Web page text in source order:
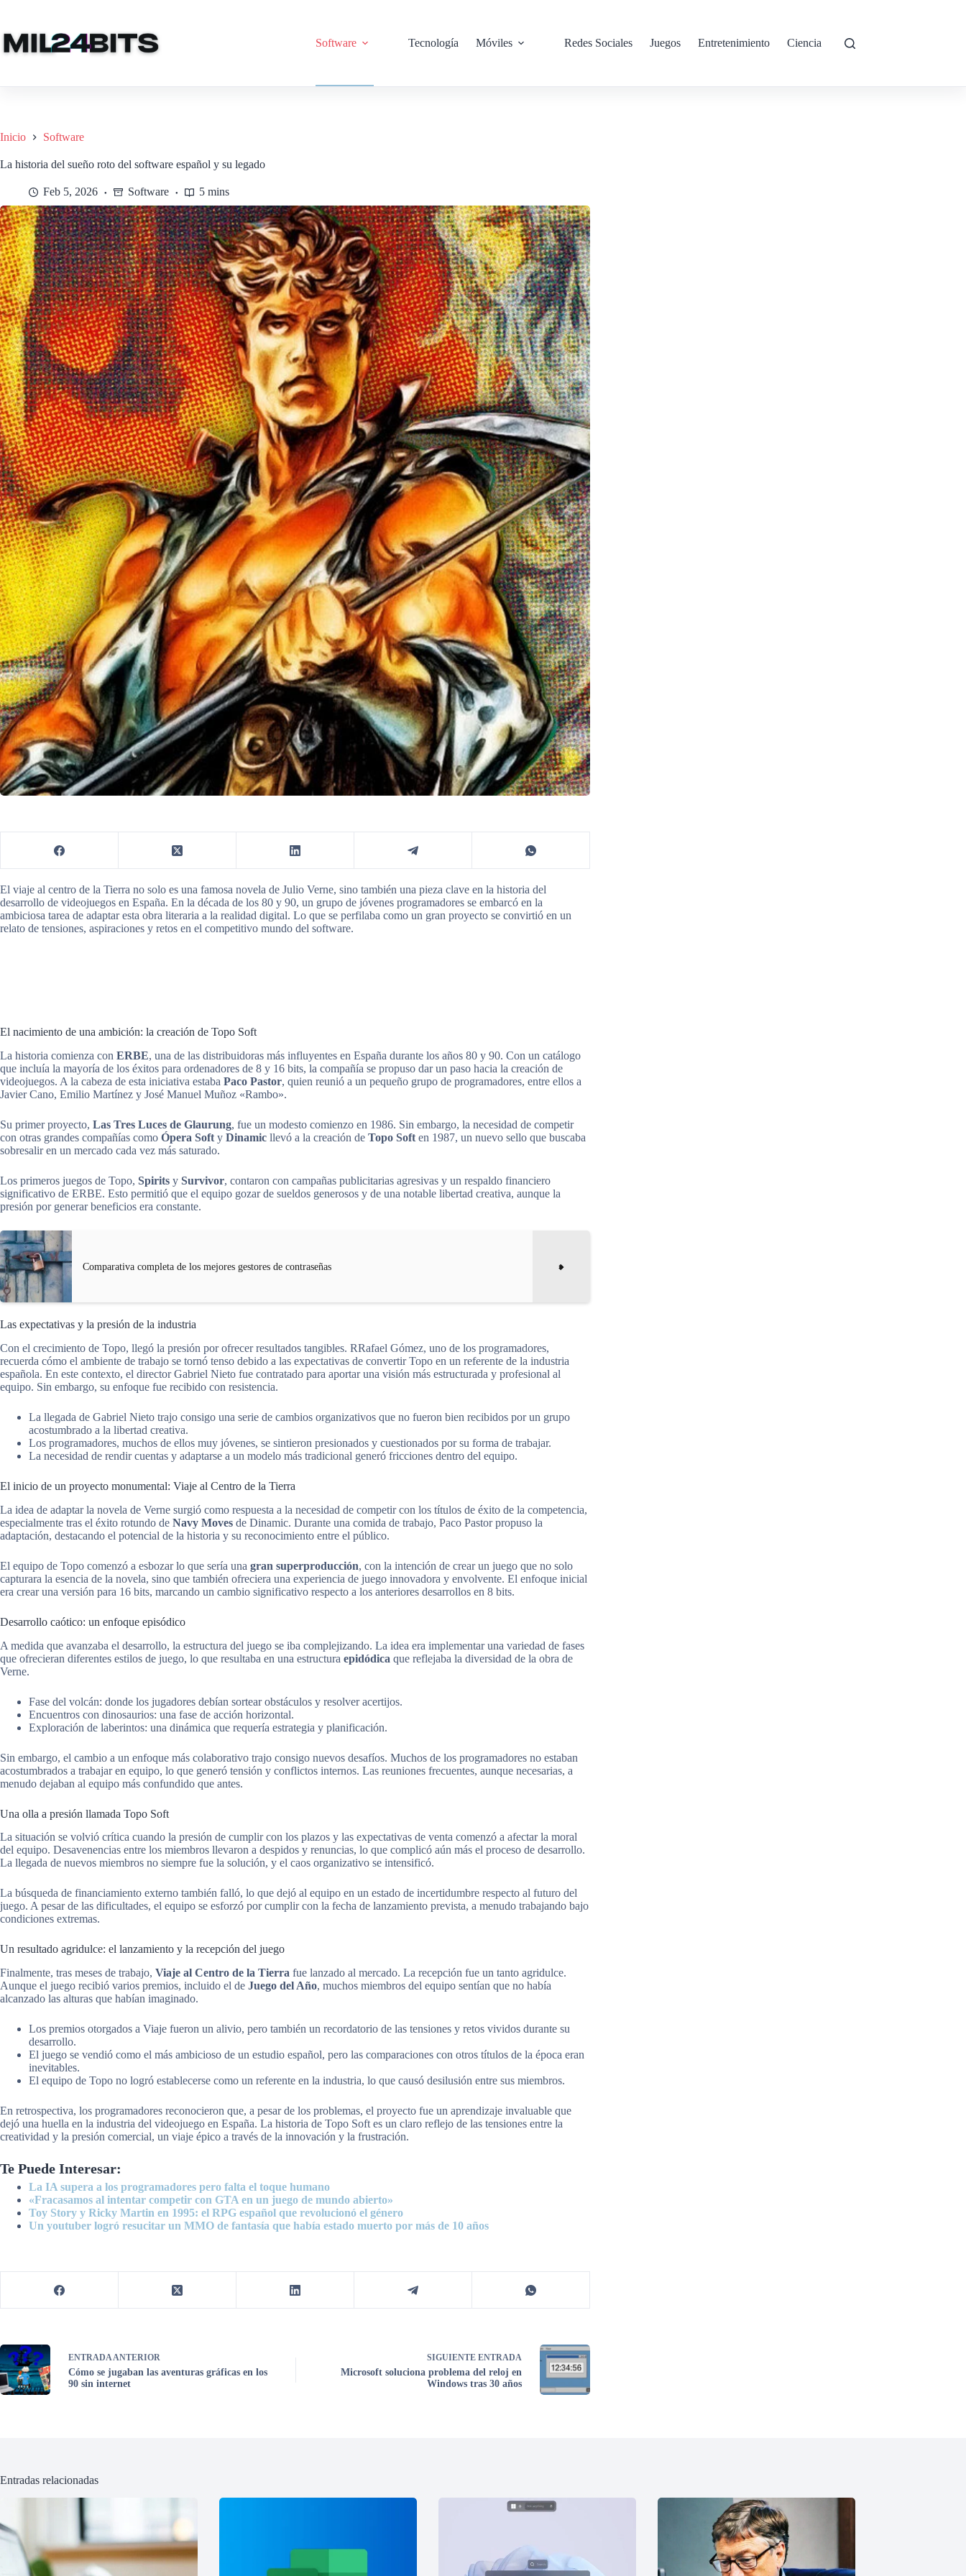
contenido
Software
Tecnología Móviles Redes Sociales Juegos Entretenimiento Ciencia
Inicio Software
La historia del sueño roto del software español y su legado
Feb 5, 2026 Software 5 mins
El viaje al centro de la Tierra no solo es una famosa novela de Julio Verne, sino también una pieza clave en la historia del
desarrollo de videojuegos en España. En la década de los 80 y 90, un grupo de jóvenes programadores se embarcó en la
ambiciosa tarea de adaptar esta obra literaria a la realidad digital. Lo que se perfilaba como un gran proyecto se convirtió en un
relato de tensiones, aspiraciones y retos en el competitivo mundo del software.
El nacimiento de una ambición: la creación de Topo Soft
La historia comienza con ERBE, una de las distribuidoras más influyentes en España durante los años 80 y 90. Con un catálogo
que incluía la mayoría de los éxitos para ordenadores de 8 y 16 bits, la compañía se propuso dar un paso hacia la creación de
videojuegos. A la cabeza de esta iniciativa estaba Paco Pastor, quien reunió a un pequeño grupo de programadores, entre ellos a
Javier Cano, Emilio Martínez y José Manuel Muñoz «Rambo».
Su primer proyecto, Las Tres Luces de Glaurung, fue un modesto comienzo en 1986. Sin embargo, la necesidad de competir
con otras grandes compañías como Ópera Soft y Dinamic llevó a la creación de Topo Soft en 1987, un nuevo sello que buscaba
sobresalir en un mercado cada vez más saturado.
Los primeros juegos de Topo, Spirits y Survivor, contaron con campañas publicitarias agresivas y un respaldo financiero
significativo de ERBE. Esto permitió que el equipo gozar de sueldos generosos y de una notable libertad creativa, aunque la
presión por generar beneficios era constante.
Comparativa completa de los mejores gestores de contraseñas
Las expectativas y la presión de la industria
Con el crecimiento de Topo, llegó la presión por ofrecer resultados tangibles. RRafael Gómez, uno de los programadores,
recuerda cómo el ambiente de trabajo se tornó tenso debido a las expectativas de convertir Topo en un referente de la industria
española. En este contexto, el director Gabriel Nieto fue contratado para aportar una visión más estructurada y profesional al
equipo. Sin embargo, su enfoque fue recibido con resistencia.
La llegada de Gabriel Nieto trajo consigo una serie de cambios organizativos que no fueron bien recibidos por un grupo
acostumbrado a la libertad creativa.
Los programadores, muchos de ellos muy jóvenes, se sintieron presionados y cuestionados por su forma de trabajar.
La necesidad de rendir cuentas y adaptarse a un modelo más tradicional generó fricciones dentro del equipo.
El inicio de un proyecto monumental: Viaje al Centro de la Tierra
La idea de adaptar la novela de Verne surgió como respuesta a la necesidad de competir con los títulos de éxito de la competencia,
especialmente tras el éxito rotundo de Navy Moves de Dinamic. Durante una comida de trabajo, Paco Pastor propuso la
adaptación, destacando el potencial de la historia y su reconocimiento entre el público.
El equipo de Topo comenzó a esbozar lo que sería una gran superproducción, con la intención de crear un juego que no solo
capturara la esencia de la novela, sino que también ofreciera una experiencia de juego innovadora y envolvente. El enfoque inicial
era crear una versión para 16 bits, marcando un cambio significativo respecto a los anteriores desarrollos en 8 bits.
Desarrollo caótico: un enfoque episódico
A medida que avanzaba el desarrollo, la estructura del juego se iba complejizando. La idea era implementar una variedad de fases
que ofrecieran diferentes estilos de juego, lo que resultaba en una estructura epidódica que reflejaba la diversidad de la obra de
Verne.
Fase del volcán: donde los jugadores debían sortear obstáculos y resolver acertijos.
Encuentros con dinosaurios: una fase de acción horizontal.
Exploración de laberintos: una dinámica que requería estrategia y planificación.
Sin embargo, el cambio a un enfoque más colaborativo trajo consigo nuevos desafíos. Muchos de los programadores no estaban
acostumbrados a trabajar en equipo, lo que generó tensión y conflictos internos. Las reuniones frecuentes, aunque necesarias, a
menudo dejaban al equipo más confundido que antes.
Una olla a presión llamada Topo Soft
La situación se volvió crítica cuando la presión de cumplir con los plazos y las expectativas de venta comenzó a afectar la moral
del equipo. Desavenencias entre los miembros llevaron a despidos y renuncias, lo que complicó aún más el proceso de desarrollo.
La llegada de nuevos miembros no siempre fue la solución, y el caos organizativo se intensificó.
La búsqueda de financiamiento externo también falló, lo que dejó al equipo en un estado de incertidumbre respecto al futuro del
juego. A pesar de las dificultades, el equipo se esforzó por cumplir con la fecha de lanzamiento prevista, a menudo trabajando bajo
condiciones extremas.
Un resultado agridulce: el lanzamiento y la recepción del juego
Finalmente, tras meses de trabajo, Viaje al Centro de la Tierra fue lanzado al mercado. La recepción fue un tanto agridulce.
Aunque el juego recibió varios premios, incluido el de Juego del Año, muchos miembros del equipo sentían que no había
alcanzado las alturas que habían imaginado.
Los premios otorgados a Viaje fueron un alivio, pero también un recordatorio de las tensiones y retos vividos durante su
desarrollo.
El juego se vendió como el más ambicioso de un estudio español, pero las comparaciones con otros títulos de la época eran
inevitables.
El equipo de Topo no logró establecerse como un referente en la industria, lo que causó desilusión entre sus miembros.
En retrospectiva, los programadores reconocieron que, a pesar de los problemas, el proyecto fue un aprendizaje invaluable que
dejó una huella en la industria del videojuego en España. La historia de Topo Soft es un claro reflejo de las tensiones entre la
creatividad y la presión comercial, un viaje épico a través de la innovación y la frustración.
Te Puede Interesar:
La IA supera a los programadores pero falta el toque humano
«Fracasamos al intentar competir con GTA en un juego de mundo abierto»
Toy Story y Ricky Martin en 1995: el RPG español que revolucionó el género
Un youtuber logró resucitar un MMO de fantasía que había estado muerto por más de 10 años
ENTRADA ANTERIOR
Cómo se jugaban las aventuras gráficas en los
90 sin internet
SIGUIENTEENTRADA
Microsoft soluciona problema del reloj en
Windows tras 30 años
Entradas relacionadas